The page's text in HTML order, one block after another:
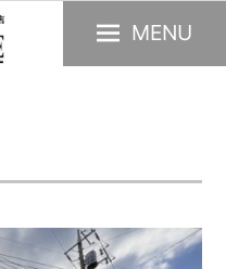
MENU